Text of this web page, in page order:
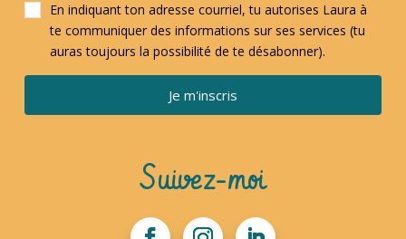
En indiquant ton adresse courriel, tu autorises Laura à
te communiquer des informations sur ses services (tu
auras toujours la possibilité de te désabonner).
Je m'inscris
Suivez-moi